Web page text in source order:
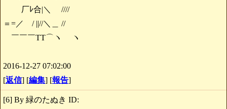
厂ﾚ合|＼ ////
＝=／ / ||//＼＿ //
￣￣￣TT⌒ヽ ヽ
2016-12-27 07:02:00
[返信] [編集] [報告]
[6] By 緑のたぬき ID: